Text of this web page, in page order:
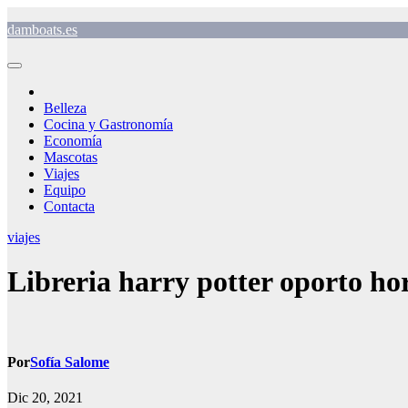
al
damboats.es
Belleza
Cocina y Gastronomía
Economía
Mascotas
Viajes
Equipo
Contacta
viajes
Libreria harry potter oporto
PorSofía Salome
Dic 20, 2021